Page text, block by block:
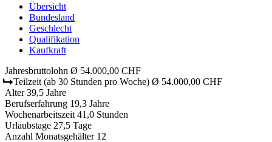
Übersicht
Bundesland
Geschlecht
Qualifikation
Kaufkraft
Jahresbruttolohn Ø 54.000,00 CHF
Teilzeit (ab 30 Stunden pro Woche) Ø 54.000,00 CHF
Alter 39,5 Jahre
Berufserfahrung 19,3 Jahre
Wochenarbeitszeit 41,0 Stunden
Urlaubstage 27,5 Tage
Anzahl Monatsgehälter 12